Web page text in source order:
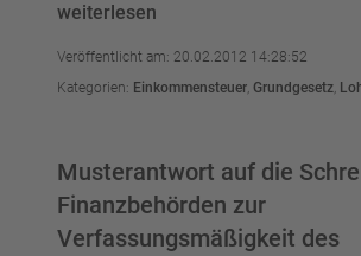
weiterlesen
Veröffentlicht am: 20.02.2012 14:28:52
Kategorien: Einkommensteuer, Grundgesetz,
Musterantwort auf die
Finanzbehörden zur
Verfassungsmäßigkeit des